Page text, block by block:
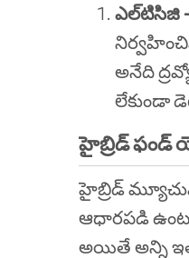
ఎల్‌టిసిజి
అనేది
లేకుండా
హైబ్రిడ్ ఫండ్
హైబ్రిడ్
ఆధారపడి
అయితే అన్ని